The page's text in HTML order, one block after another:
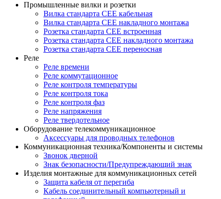
Промышленные вилки и розетки
Вилка стандарта CEE кабельная
Вилка стандарта CEE накладного монтажа
Розетка стандарта CEE встроенная
Розетка стандарта СЕЕ накладного монтажа
Розетка стандарта СЕЕ переносная
Реле
Реле времени
Реле коммутационное
Реле контроля температуры
Реле контроля тока
Реле контроля фаз
Реле напряжения
Реле твердотельное
Оборудование телекоммуникационное
Аксессуары для проводных телефонов
Коммуникационная техника/Компоненты и системы
Звонок дверной
Знак безопасности/Предупреждающий знак
Изделия монтажные для коммуникационных сетей
Защита кабеля от перегиба
Кабель соединительный компьютерный и